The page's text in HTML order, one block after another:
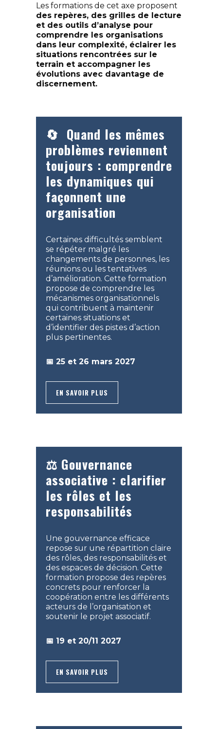
Les formations de cet axe proposent
des repères, des grilles de lecture
et des outils d’analyse pour
comprendre les organisations
dans leur complexité, éclairer les
situations rencontrées sur le
terrain et accompagner les
évolutions avec davantage de
discernement.
🔄 Quand les mêmes
problèmes reviennent
toujours : comprendre
les dynamiques qui
façonnent une
organisation
Certaines difficultés semblent
se répéter malgré les
changements de personnes, les
réunions ou les tentatives
d’amélioration. Cette formation
propose de comprendre les
mécanismes organisationnels
qui contribuent à maintenir
certaines situations et
d’identifier des pistes d’action
plus pertinentes.
📅 25 et 26 mars 2027
EN SAVOIR PLUS
⚖️ Gouvernance
associative : clarifier
les rôles et les
responsabilités
Une gouvernance efficace
repose sur une répartition claire
des rôles, des responsabilités et
des espaces de décision. Cette
formation propose des repères
concrets pour renforcer la
coopération entre les différents
acteurs de l’organisation et
soutenir le projet associatif.
📅 19 et 20/11 2027
EN SAVOIR PLUS